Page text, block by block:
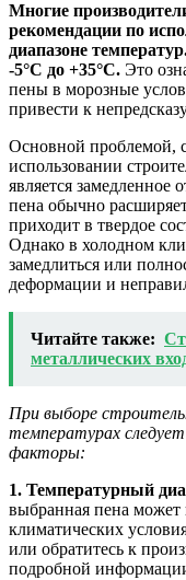
Многие
рекомендации по
диапазоне
-5°C до +35°C. Это
пены в морозные
привести к
Основной проблемой,
использовании
является замедленное
пена обычно
приходит в твердое
Однако в холодном
замедлиться или
деформации и
Читайте также:
металлических
При выборе
температурах
факторы:
1. Температурный
выбранная пена может
климатических
или обратитесь к
подробной